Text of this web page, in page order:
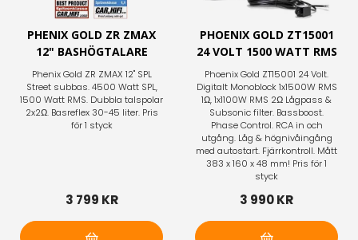
PHENIX GOLD ZR ZMAX
12" BASHÖGTALARE
Phenix Gold ZR ZMAX 12" SPL
Street subbas. 4500 Watt SPL,
1500 Watt RMS. Dubbla talspolar
2x2Ω. Basreflex 30-45 liter. Pris
för 1 styck
3 799 KR
PHOENIX GOLD ZT15001
24 VOLT 1500 WATT RMS
Phoenix Gold ZT15001 24 Volt.
Digitalt Monoblock 1x1500W RMS
1Ω, 1x1100W RMS 2Ω Lågpass &
Subsonic filter. Bassboost.
Phase Control. RCA in och
utgång. Låg & högnivåingång
med autostart. Fjärrkontroll. Mått
383 x 160 x 48 mm! Pris för 1
styck
3 990 KR